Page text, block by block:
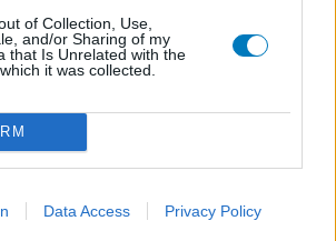
of Collection, Use,
and/or Sharing of my
that Is Unrelated with the
it was collected.
Data Access Privacy Policy